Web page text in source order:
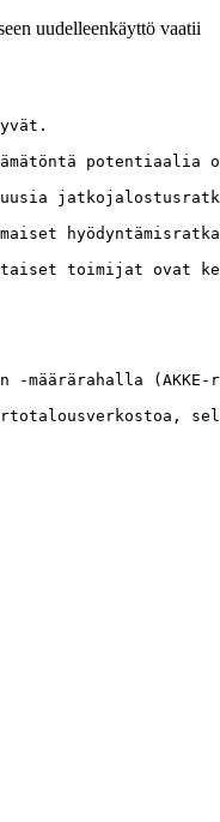
uudelleenkäyttö vaatii
potentiaalia
toimijat